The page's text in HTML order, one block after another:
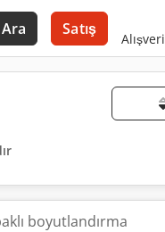
Ara Satış
boyutlandırma